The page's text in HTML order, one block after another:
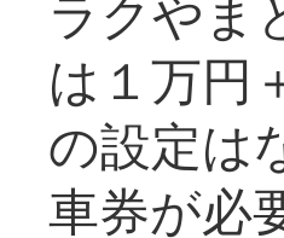
ラクやま
は１万円
の設定は
車券が必